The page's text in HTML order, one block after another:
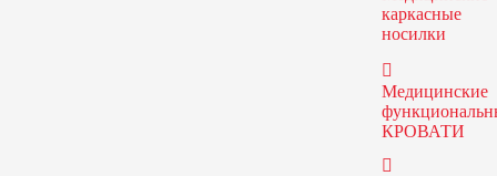
каркасные
носилки
Медицинские
КРОВАТИ